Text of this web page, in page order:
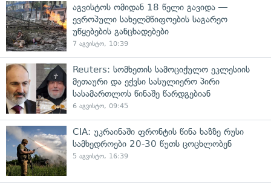
აგვისტოს ომიდან 18 წელი გავიდა —
ევროპული სახელმწიფოების საგარეო
უწყებების განცხადებები
7 აგვისტო, 10:39
Reuters: სომხეთის სამოციქულო ეკლესიის
მეთაური და ექვსი სასულიერო პირი
სასამართლოს წინაშე წარდგებიან
6 აგვისტო, 09:45
CIA: უკრაინაში ფრონტის წინა ხაზზე რუსი
სამხედროები 20-30 წუთს ცოცხლობენ
5 აგვისტო, 16:39